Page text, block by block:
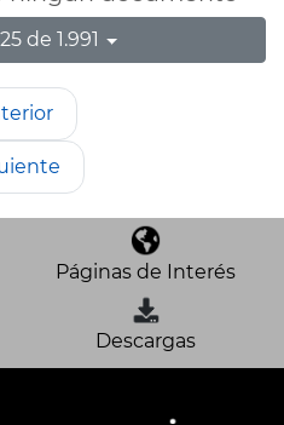
de 1.991
Páginas de Interés
Descargas